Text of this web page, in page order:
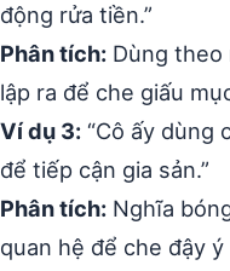
động rửa tiền.”
Phân tích: Dùng theo
lập ra để che giấu
Ví dụ 3: “Cô ấy dùng
để tiếp cận gia sản.”
Phân tích: Nghĩa
quan hệ để che đậy ý